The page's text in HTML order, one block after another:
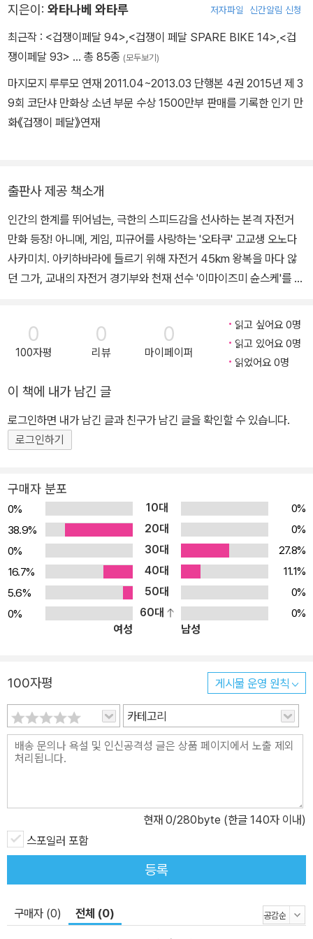
지은이: 와타나베 와타루 저자파일 신간알림 신청
최근작 : <겁쟁이페달 94>,<겁쟁이 페달 SPARE BIKE 14>,<겁
쟁이페달 93> … 총 85종 (모두보기)
마지모지 루루모 연재 2011.04~2013.03 단행본 4권 2015년 제 3
9회 코단샤 만화상 소년 부문 수상 1500만부 판매를 기록한 인기 만
화《겁쟁이 페달》연재
출판사 제공 책소개
인간의 한계를 뛰어넘는, 극한의 스피드감을 선사하는 본격 자전거
만화 등장! 아니메, 게임, 피규어를 사랑하는 '오타쿠' 고교생 오노다
사카미치. 아키하바라에 들르기 위해 자전거 45km 왕복을 마다 않
던 그가, 교내의 자전거 경기부와 천재 선수 '이마이즈미 슌스케'를 만
0
100자평
0
리뷰
0
마이페이퍼
읽고 싶어요 0명
읽고 있어요 0명
읽었어요 0명
이 책에 내가 남긴 글
로그인하면 내가 남긴 글과 친구가 남긴 글을 확인할 수 있습니다.
로그인하기
구매자 분포
0% 10대
0%
38.9%
20대
0%
0%
30대
27.8%
16.7%
40대
11.1%
5.6%
50대
0%
0%
60대
0%
여성
남성
100자평 게시물 운영 원칙
카테고리
현재 0/280byte (한글 140자 이내)
스포일러 포함
등록
구매자 (0) 전체 (0)